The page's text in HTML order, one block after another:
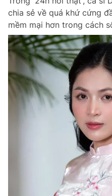
chia sẻ về quá khứ cứng
mềm mại hơn trong cách